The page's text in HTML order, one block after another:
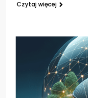
Czytaj więcej